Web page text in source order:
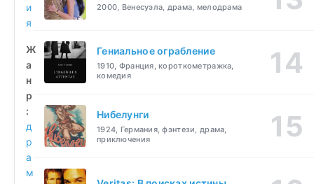
и
я
Ж
а
н
р
:
д
р
а
м
2000, Венесуэла, драма, мелодрама
Гениальное ограбление
1910, Франция, короткометражка,
комедия
Нибелунги
1924, Германия, фэнтези, драма,
приключения